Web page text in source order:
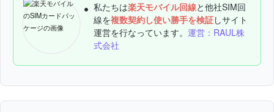
私たちは楽天モバイル回線と他社SIM回
線を複数契約し使い勝手を検証しサイト
運営を行なっています。 運営：RAUL株
式会社